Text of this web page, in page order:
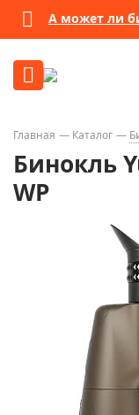
А может ли
Главная Каталог
Бинокль
WP